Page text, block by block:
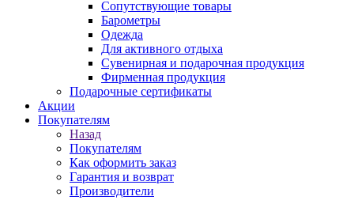
Сопутствующие товары
Барометры
Одежда
Для активного отдыха
Сувенирная и подарочная продукция
Фирменная продукция
Подарочные сертификаты
Акции
Покупателям
Назад
Покупателям
Как оформить заказ
Гарантия и возврат
Производители